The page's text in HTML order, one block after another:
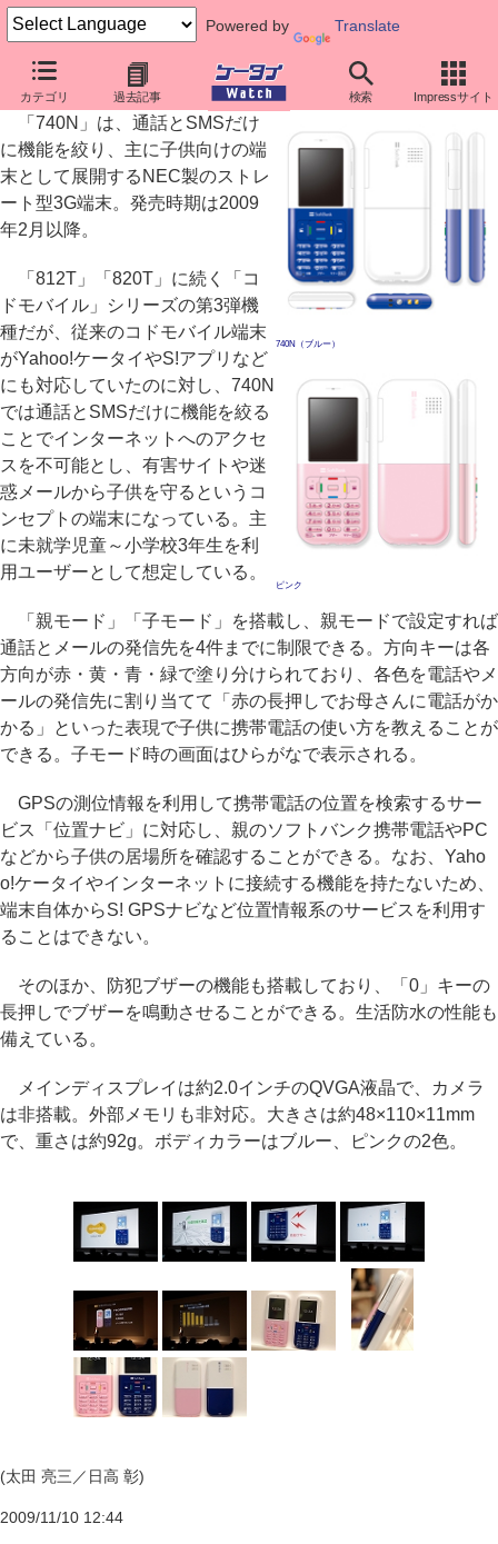
Powered by Translate
カテゴリ 過去記事 検索 Impressサイト
通話とメールだけの子供向け端末「740N」
740N（ブルー）
ピンク
「740N」は、通話とSMSだけ
に機能を絞り、主に子供向けの端
末として展開するNEC製のストレ
ート型3G端末。発売時期は2009
年2月以降。
「812T」「820T」に続く「コ
ドモバイル」シリーズの第3弾機
種だが、従来のコドモバイル端末
がYahoo!ケータイやS!アプリなど
にも対応していたのに対し、740N
では通話とSMSだけに機能を絞る
ことでインターネットへのアクセ
スを不可能とし、有害サイトや迷
惑メールから子供を守るというコ
ンセプトの端末になっている。主
に未就学児童～小学校3年生を利
用ユーザーとして想定している。
「親モード」「子モード」を搭載し、親モードで設定すれば
通話とメールの発信先を4件までに制限できる。方向キーは各
方向が赤・黄・青・緑で塗り分けられており、各色を電話やメ
ールの発信先に割り当てて「赤の長押しでお母さんに電話がか
かる」といった表現で子供に携帯電話の使い方を教えることが
できる。子モード時の画面はひらがなで表示される。
GPSの測位情報を利用して携帯電話の位置を検索するサー
ビス「位置ナビ」に対応し、親のソフトバンク携帯電話やPC
などから子供の居場所を確認することができる。なお、Yaho
o!ケータイやインターネットに接続する機能を持たないため、
端末自体からS! GPSナビなど位置情報系のサービスを利用す
ることはできない。
そのほか、防犯ブザーの機能も搭載しており、「0」キーの
長押しでブザーを鳴動させることができる。生活防水の性能も
備えている。
メインディスプレイは約2.0インチのQVGA液晶で、カメラ
は非搭載。外部メモリも非対応。大きさは約48×110×11mm
で、重さは約92g。ボディカラーはブルー、ピンクの2色。
(太田 亮三／日高 彰)
2009/11/10 12:44